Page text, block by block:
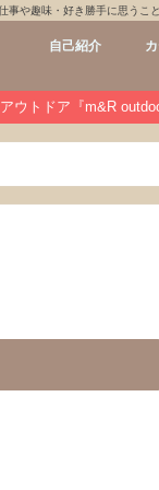
事や趣味・好き勝手に思うこ
自己紹介
未
ウトドア『m&R